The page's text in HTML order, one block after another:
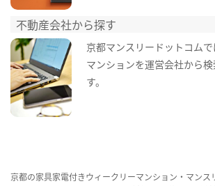
不動産会社から探す
京都マンスリードットコム
マンションを運営会社から
す。
京都の家具家電付きウィークリーマンション・マンス